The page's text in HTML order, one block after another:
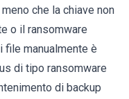
che la chiave non
o il ransomware
manualmente è
di tipo ransomware
di backup